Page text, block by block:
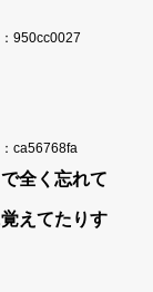
：950cc0027
：ca56768fa
全く忘れて
えてたりす